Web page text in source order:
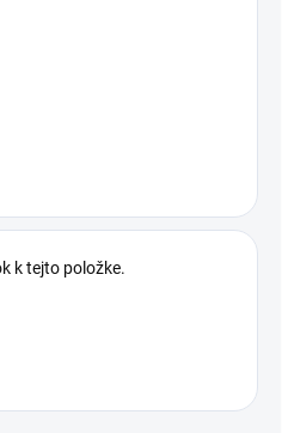
k tejto položke.